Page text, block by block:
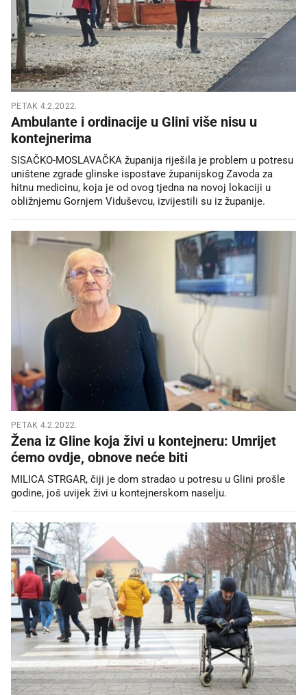
PETAK 4.2.2022.
Ambulante i ordinacije u Glini više nisu u
kontejnerima
SISAČKO-MOSLAVAČKA županija riješila je problem u potresu
uništene zgrade glinske ispostave županijskog Zavoda za
hitnu medicinu, koja je od ovog tjedna na novoj lokaciji u
obližnjemu Gornjem Viduševcu, izvijestili su iz županije.
PETAK 4.2.2022.
Žena iz Gline koja živi u kontejneru: Umrijet
ćemo ovdje, obnove neće biti
MILICA STRGAR, čiji je dom stradao u potresu u Glini prošle
godine, još uvijek živi u kontejnerskom naselju.